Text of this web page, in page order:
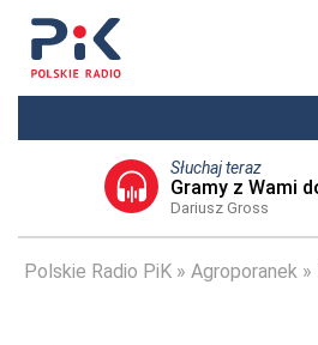
Słuchaj teraz
Gramy z Wami
Dariusz Gross
Polskie Radio PiK Agroporanek